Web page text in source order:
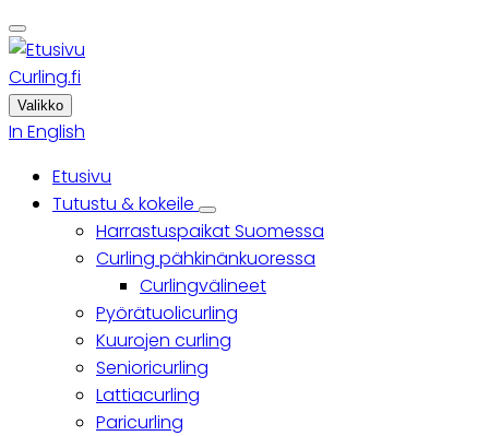
to
main
content
Curling.fi
Valikko
In English
Päävalikko
Etusivu
Tutustu & kokeile
Tutustu
&
kokeile
sub-
navigation
Harrastuspaikat Suomessa
Curling pähkinänkuoressa
Curlingvälineet
Pyörätuolicurling
Kuurojen curling
Senioricurling
Lattiacurling
Paricurling